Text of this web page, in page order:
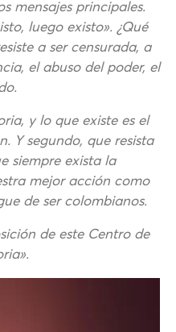
mensajes principales.
luego existo». ¿Qué
a ser censurada, a
el abuso del poder, el
y lo que existe es el
Y segundo, que resista
siempre exista la
mejor acción como
de ser colombianos.
de este Centro de